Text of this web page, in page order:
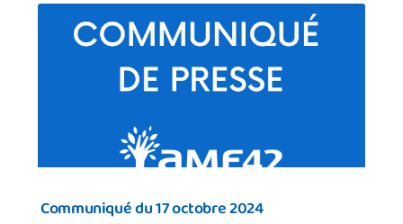
Communiqué du 17 octobre 2024